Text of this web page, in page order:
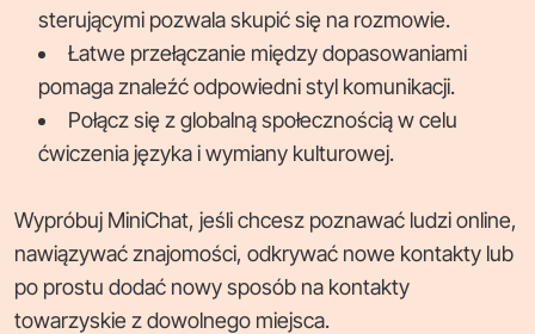
sterującymi pozwala skupić się na rozmowie.
Łatwe przełączanie między dopasowaniami
pomaga znaleźć odpowiedni styl komunikacji.
Połącz się z globalną społecznością w celu
ćwiczenia języka i wymiany kulturowej.
Wypróbuj MiniChat, jeśli chcesz poznawać ludzi online,
nawiązywać znajomości, odkrywać nowe kontakty lub
po prostu dodać nowy sposób na kontakty
towarzyskie z dowolnego miejsca.